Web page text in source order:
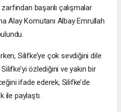
başarılı çalışmalar
Alay Komutanı Albay Emrullah
Silifke’ye çok sevdiğini dile
özlediğini ve yakın bir
ifade ederek, Silifke’de
ile paylaştı.